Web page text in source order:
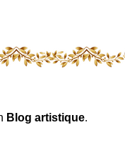
Blog artistique.